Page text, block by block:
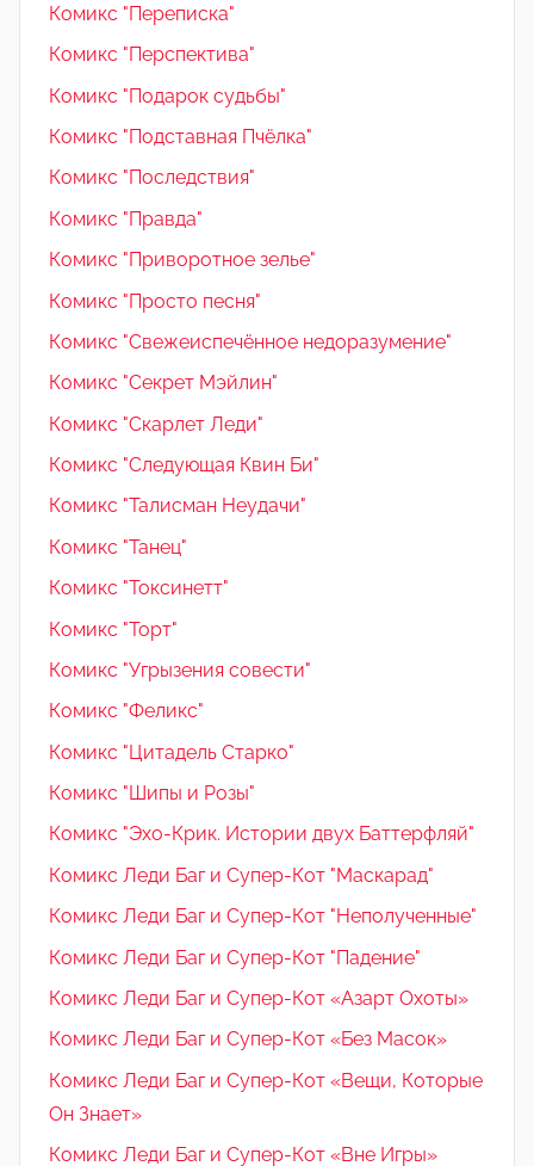
Комикс "Переписка"
Комикс "Перспектива"
Комикс "Подарок судьбы"
Комикс "Подставная Пчёлка"
Комикс "Последствия"
Комикс "Правда"
Комикс "Приворотное зелье"
Комикс "Просто песня"
Комикс "Свежеиспечённое недоразумение"
Комикс "Секрет Мэйлин"
Комикс "Скарлет Леди"
Комикс "Следующая Квин Би"
Комикс "Талисман Неудачи"
Комикс "Танец"
Комикс "Токсинетт"
Комикс "Торт"
Комикс "Угрызения совести"
Комикс "Феликс"
Комикс "Цитадель Старко"
Комикс "Шипы и Розы"
Комикс "Эхо-Крик. Истории двух Баттерфляй"
Комикс Леди Баг и Супер-Кот "Маскарад"
Комикс Леди Баг и Супер-Кот "Неполученные"
Комикс Леди Баг и Супер-Кот "Падение"
Комикс Леди Баг и Супер-Кот «Азарт Охоты»
Комикс Леди Баг и Супер-Кот «Без Масок»
Комикс Леди Баг и Супер-Кот «Вещи, Которые
Он Знает»
Комикс Леди Баг и Супер-Кот «Вне Игры»